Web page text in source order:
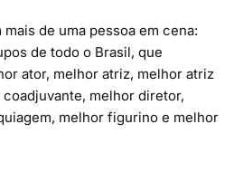
de uma pessoa em cena:
de todo o Brasil, que
ator, melhor atriz, melhor atriz
melhor diretor,
melhor figurino e melhor